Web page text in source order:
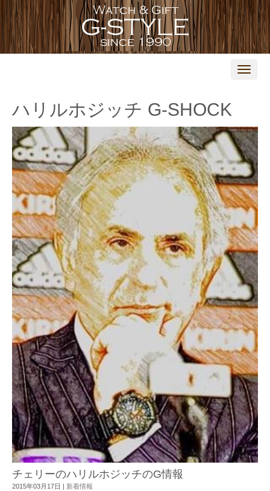
N
t
i
o
n
ハリルホジッチ G-SHOCK
チェリーのハリルホジッチのG情報
2015年03月17日 | 新着情報